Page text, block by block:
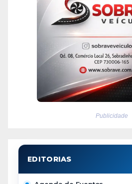
Publicidade